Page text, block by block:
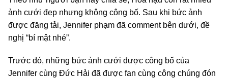
ảnh cưới đẹp nhưng không công bố. Sau khi bức ảnh
được đăng tải, Jennifer phạm đã comment bên dưới, đề
nghị “bí mật nhé”.
Trước đó, những bức ảnh cưới được công bố của
Jennifer cùng Đức Hải đã được fan cùng công chúng đón